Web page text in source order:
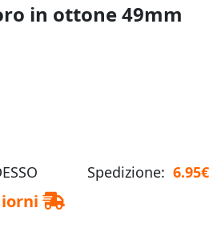
in ottone 49mm
Spedizione: 6.95€